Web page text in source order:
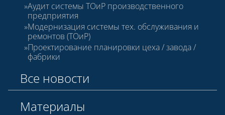
Аудит системы ТОиР производственного
предприятия
Модернизация системы тех. обслуживания и
ремонтов (ТОиР)
Проектирование планировки цеха / завода /
фабрики
Все новости
Материалы